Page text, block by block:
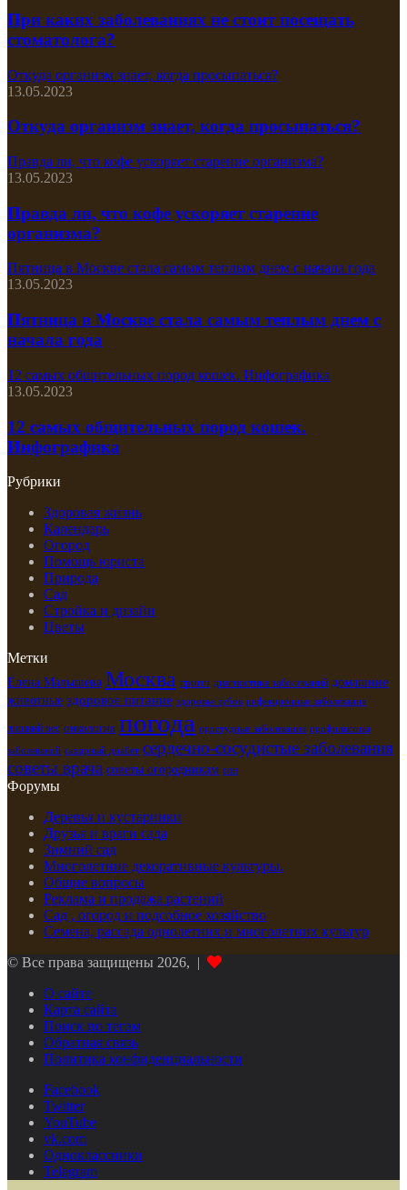
При каких заболеваниях не стоит посещать
стоматолога?
Откуда организм знает, когда просыпаться?
13.05.2023
Откуда организм знает, когда просыпаться?
Правда ли, что кофе ускоряет старение организма?
13.05.2023
Правда ли, что кофе ускоряет старение
организма?
Пятница в Москве стала самым теплым днем с начала года
13.05.2023
Пятница в Москве стала самым теплым днем с
начала года
12 самых общительных пород кошек. Инфографика
13.05.2023
12 самых общительных пород кошек.
Инфографика
Рубрики
Здоровая жизнь
Календарь
Огород
Помощь юриста
Природа
Сад
Стройка и дизайн
Цветы
Метки
Елена Малышева Москва грипп диагностика заболеваний домашние
животные здоровое питание здоровье зубов инфекционные заболевания
лишний вес онкология погода простудные заболевания профилактика
заболеваний сахарный диабет сердечно-сосудистые заболевания
советы врача советы огородникам сон
Форумы
Деревья и кустарники
Друзья и враги сада
Зимний сад
Многолетние декоративные культуры.
Общие вопросы
Реклама и продажа растений
Сад , огород и подсобное хозяйство
Семена, рассада однолетних и многолетних культур
© Все права защищены 2026, |
О сайте
Карта сайта
Поиск по тегам
Обратная связь
Политика конфиденциальности
Facebook
Twitter
YouTube
vk.com
Одноклассники
Telegram